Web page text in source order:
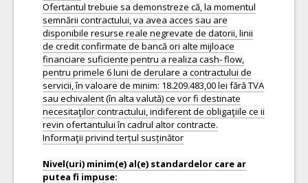
Ofertantul trebuie sa demonstreze că, la momentul
semnării contractului, va avea acces sau are
disponibile resurse reale negrevate de datorii, linii
de credit confirmate de bancă ori alte mijloace
financiare suficiente pentru a realiza cash- flow,
pentru primele 6 luni de derulare a contractului de
servicii, în valoare de minim: 18.209.483,00 lei fără TVA
sau echivalent (în alta valută) ce vor fi destinate
necesitaţilor contractului, indiferent de obligaţiile ce ii
revin ofertantului în cadrul altor contracte.
Informaţii privind terțul susținător
Nivel(uri) minim(e) al(e) standardelor care ar